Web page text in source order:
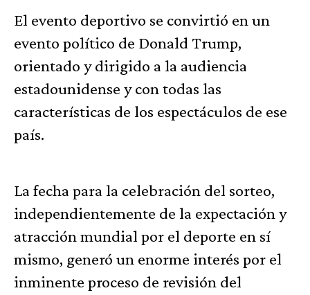
El evento deportivo se convirtió en un
evento político de Donald Trump,
orientado y dirigido a la audiencia
estadounidense y con todas las
características de los espectáculos de ese
país.
La fecha para la celebración del sorteo,
independientemente de la expectación y
atracción mundial por el deporte en sí
mismo, generó un enorme interés por el
inminente proceso de revisión del